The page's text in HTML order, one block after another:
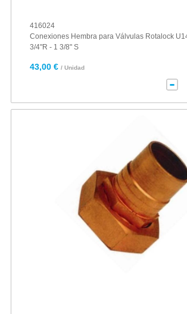
416024
Conexiones Hembra para Válvulas Rotalock
3/4"R - 1 3/8" S
43,00 € / Unidad